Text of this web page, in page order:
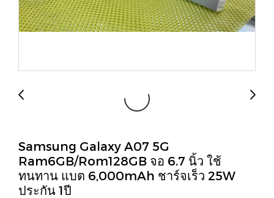
Samsung Galaxy A07 5G
Ram6GB/Rom128GB จอ 6.7 นิ้ว ใช้
ทนทาน แบต 6,000mAh ชาร์จเร็ว 25W
ประกัน 1ปี